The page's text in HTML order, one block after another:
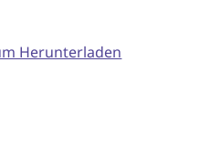
Herunterladen